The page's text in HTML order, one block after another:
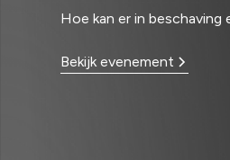
Hoe kan er in beschaving
Bekijk evenement